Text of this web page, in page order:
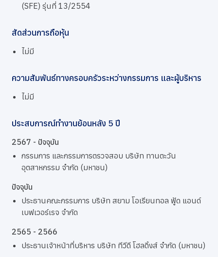
(SFE) รุ่นที่ 13/2554
สัดส่วนการถือหุ้น
ไม่มี
ความสัมพันธ์ทางครอบครัวระหว่างกรรมการ และผู้บริหาร
ไม่มี
ประสบการณ์ทำงานย้อนหลัง 5 ปี
2567 - ปัจจุบัน
กรรมการ และกรรมการตรวจสอบ บริษัท ทานตะวัน
อุตสาหกรรม จำกัด (มหาชน)
ปัจจุบัน
ประธานคณะกรรมการ บริษัท สยาม โอเรียนทอล ฟู้ด แอนด์
เบฟเวอร์เรจ จำกัด
2565 - 2566
ประธานเจ้าหน้าที่บริหาร บริษัท ทีวีดี โฮลดิ้งส์ จำกัด (มหาชน)